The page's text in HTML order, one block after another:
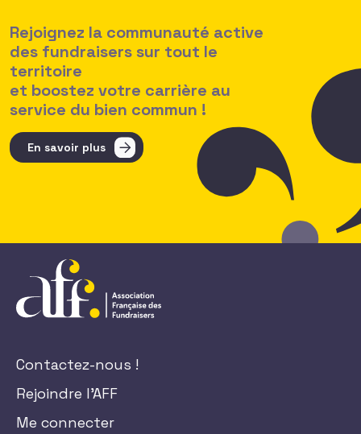
Rejoignez la communauté active
des fundraisers sur tout le
territoire
et boostez votre carrière au
service du bien commun !
En savoir plus
Contactez-nous !
Rejoindre l'AFF
Me connecter